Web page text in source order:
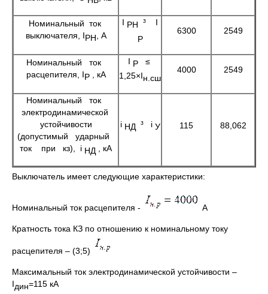
Номинальный ток
выключателя, IРН , А
I РН ³ I
Р
6300 2549
Номинальный ток
расцепителя, IР, кА
I Р≤
1,25×Iн.сш
4000 2549
Номинальный ток
электродинамической
устойчивости
(допустимый ударный
ток при кз), i НД , кА
i НД ³ i У 115 88,062
Выключатель имеет следующие характеристики:
Номинальный ток расцепителя - А
Кратность тока КЗ по отношению к номинальному току
расцепителя – (3;5)
Максимальный ток электродинамической устойчивости –
Iдин=115 кА